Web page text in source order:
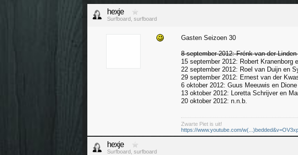
hexje
Surfboard, surfboard
Gasten Seizoen 30
8 september 2012: Frénk van der
15 september 2012: Robert Kranenborg
22 september 2012: Roel van Duijn en
29 september 2012: Ernest van der
6 oktober 2012: Guus Meeuwis en
13 oktober 2012: Loretta Schrijver en
20 oktober 2012: n.n.b.
Zwarte Piet is uit!
https://www.youtube.com/
hexje
Surfboard, surfboard